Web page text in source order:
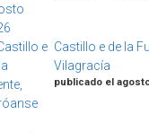
Castillo e de la
Vilagracía
publicado el